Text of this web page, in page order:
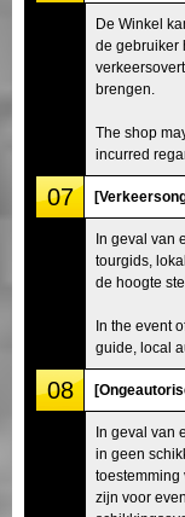
De Winkel
de gebruiker
brengen.
The shop
incurred
07
In geval van
tourgids,
de hoogte
In the event
guide, local
08
In geval van
in geen
toestemming
zijn voor